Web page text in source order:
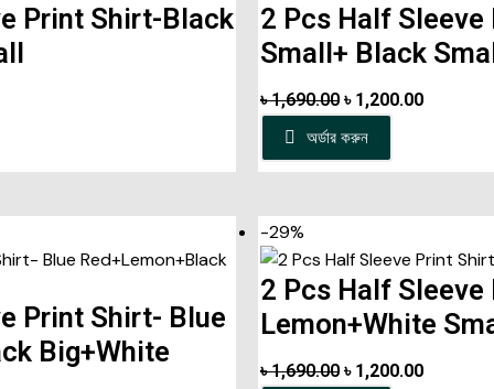
Print Shirt-Black
2 Pcs Half
Small+ Black
৳1,690.00 ৳ 1,200.00
অর্ডার করুন
Print Shirt- Blue
Big+White
-29%
2 Pcs Half
Lemon+White
৳1,690.00 ৳ 1,200.00